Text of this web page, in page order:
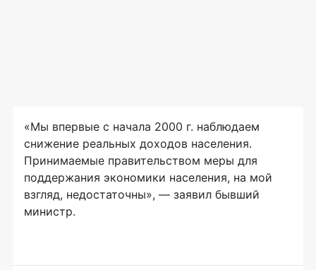
«Мы впервые с начала 2000 г. наблюдаем
снижение реальных доходов населения.
Принимаемые правительством меры для
поддержания экономики населения, на мой
взгляд, недостаточны», — заявил бывший
министр.